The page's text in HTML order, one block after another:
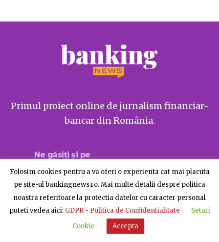
Primul proiect online de jurnalism financiar-
bancar din România.
Ne găsiți și pe
© BankingNews - Toate drepturile rezervate
Despre BankingNews Contact Publicitate
Folosim cookies pentru a va oferi o experienta cat mai placuta
pe site-ul bankingnews.ro. Mai multe detalii despre politica
noastra referitoare la protectia datelor cu caracter personal
puteti vedea aici: GDPR - Politica de Confidentialitate
Setari
Cookie
Accepta